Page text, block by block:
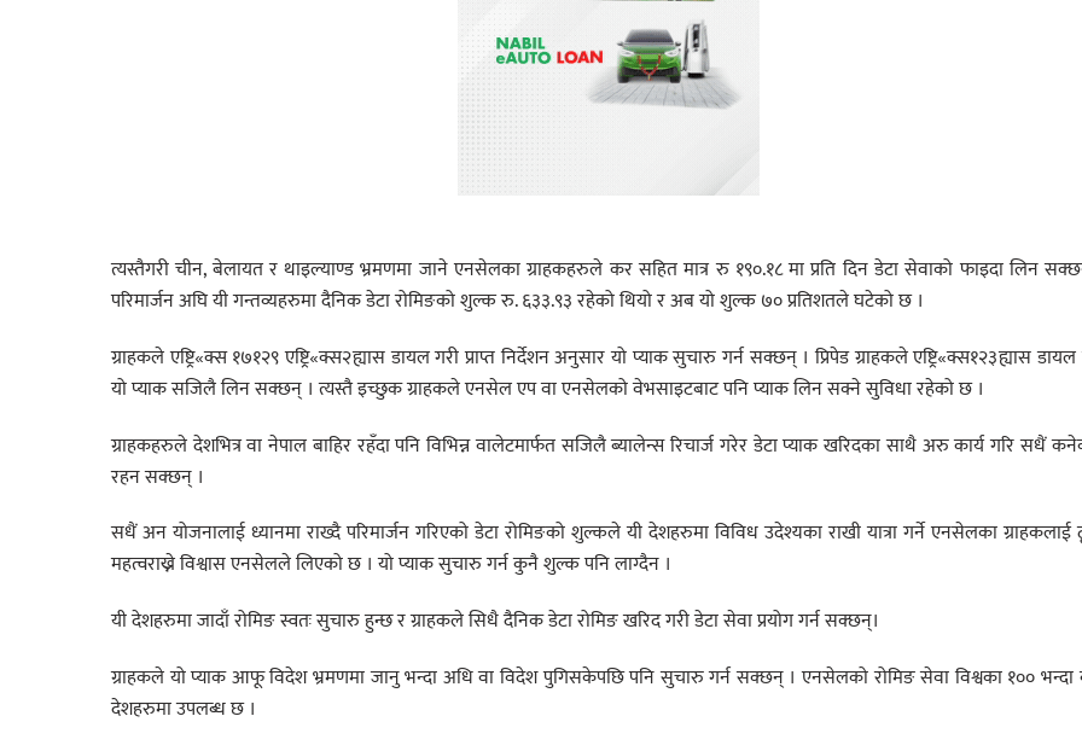
त्यस्तैगरी चीन, बेलायत र थाइल्याण्ड भ्रमणमा जाने एनसेलका ग्राहकहरुले कर सहित मात्र रु १९०.१८ मा प्रति दिन डेटा सेवाको फाइदा लिन
परिमार्जन अघि यी गन्तव्यहरुमा दैनिक डेटा रोमिङको शुल्क रु. ६३३.९३ रहेको थियो र अब यो शुल्क ७० प्रतिशतले घटेको छ ।
ग्राहकले एष्ट्रि«क्स १७१२९ एष्ट्रि«क्स२ह्यास डायल गरी प्राप्त निर्देशन अनुसार यो प्याक सुचारु गर्न सक्छन् । प्रिपेड ग्राहकले एष्ट्रि«क्स१२३ह्यास डायल
यो प्याक सजिलै लिन सक्छन् । त्यस्तै इच्छुक ग्राहकले एनसेल एप वा एनसेलको वेभसाइटबाट पनि प्याक लिन सक्ने सुविधा रहेको छ ।
ग्राहकहरुले देशभित्र वा नेपाल बाहिर रहँदा पनि विभिन्न वालेटमार्फत सजिलै ब्यालेन्स रिचार्ज गरेर डेटा प्याक खरिदका साथै अरु कार्य गरि सधैं
रहन सक्छन् ।
सधैं अन योजनालाई ध्यानमा राख्दै परिमार्जन गरिएको डेटा रोमिङको शुल्कले यी देशहरुमा विविध उदेश्यका राखी यात्रा गर्ने एनसेलका ग्राहकलाई
महत्वराख्ने विश्वास एनसेलले लिएको छ । यो प्याक सुचारु गर्न कुनै शुल्क पनि लाग्दैन ।
यी देशहरुमा जादाँ रोमिङ स्वतः सुचारु हुन्छ र ग्राहकले सिधै दैनिक डेटा रोमिङ खरिद गरी डेटा सेवा प्रयोग गर्न सक्छन्।
ग्राहकले यो प्याक आफू विदेश भ्रमणमा जानु भन्दा अधि वा विदेश पुगिसकेपछि पनि सुचारु गर्न सक्छन् । एनसेलको रोमिङ सेवा विश्वका १०० भन्दा
देशहरुमा उपलब्ध छ ।